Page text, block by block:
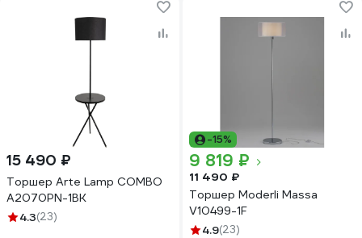
15 490 ₽
Торшер Arte Lamp COMBO
A2070PN-1BK
4.3(23)
-15%
9 819 ₽
11 490 ₽
Торшер Moderli Massa
V10499-1F
4.9(23)